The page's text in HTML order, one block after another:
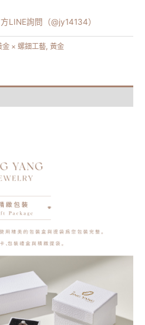
LINE詢問（@jy14134）
金 × 螺鈿工藝, 黃金